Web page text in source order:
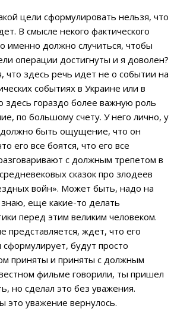
цели сформулировать нельзя, что
В смысле некого фактического
именно должно случиться, чтобы
операции достигнуты и я доволен?
что здесь речь идет не о событии на
событиях в Украине или в
здесь гораздо более важную роль
по большому счету. У него лично, у
быть ощущение, что он
его все боятся, что его все
с должным трепетом в
сказок про злодеев
войн». Может быть, надо на
знаю, еще какие-то делать
перед этим великим человеком.
представляется, ждет, что его
будут просто
приняты и приняты с должным
фильме говорили, ты пришел
но сделал это без уважения.
это уважение вернулось.